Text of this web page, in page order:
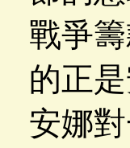
戰爭
的正
安娜